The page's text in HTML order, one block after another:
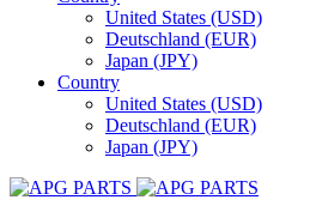
United States (USD)
Deutschland (EUR)
Japan (JPY)
Country
United States (USD)
Deutschland (EUR)
Japan (JPY)